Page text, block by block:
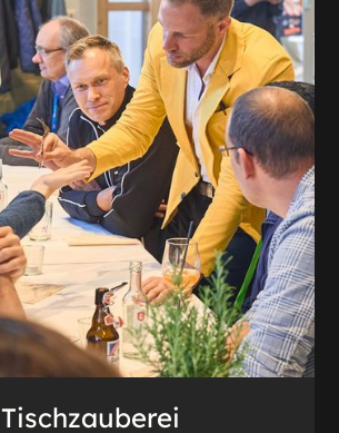
Tischzauberei